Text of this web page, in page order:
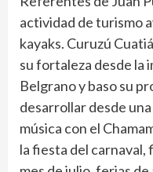
actividad de turismo
kayaks. Curuzú
su fortaleza desde la
Belgrano y baso su
desarrollar desde
música con el
la fiesta del carnaval,